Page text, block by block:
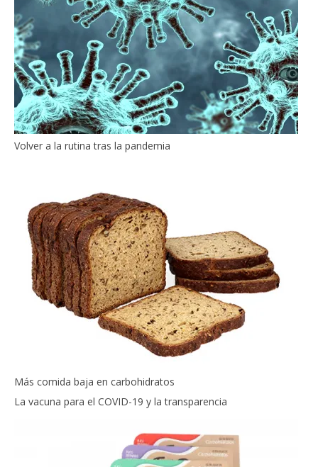
Volver a la rutina tras la pandemia
Más comida baja en carbohidratos
La vacuna para el COVID-19 y la transparencia